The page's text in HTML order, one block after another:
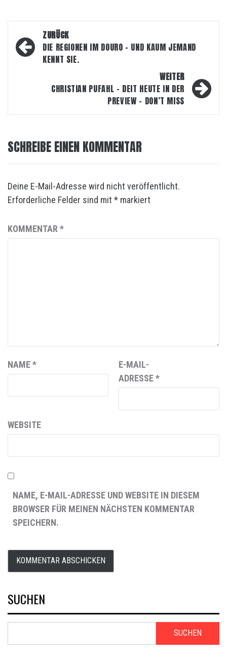
Beitragsnavigation
ZURÜCK
DIE REGIONEN IM DOURO – UND KAUM JEMAND
KENNT SIE.
WEITER
CHRISTIAN PUFAHL – DEIT HEUTE IN DER
PREVIEW – DON’T MISS
SCHREIBE EINEN KOMMENTAR
Deine E-Mail-Adresse wird nicht veröffentlicht.
Erforderliche Felder sind mit * markiert
KOMMENTAR *
NAME*
E-MAIL-
ADRESSE*
WEBSITE
NAME, E-MAIL-ADRESSE UND WEBSITE IN DIESEM
BROWSER FÜR MEINEN NÄCHSTEN KOMMENTAR
SPEICHERN.
SUCHEN
SUCHEN